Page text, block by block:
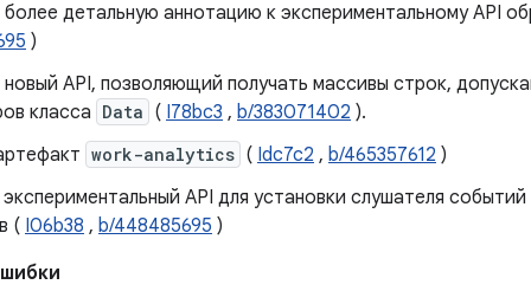
детальную аннотацию к экспериментальному API
)
API, позволяющий получать массивы строк,
класса Data ( I78bc3 , b/383071402 ).
work-analytics ( Idc7c2 , b/465357612 )
API для установки слушателя
( I06b38 , b/448485695 )